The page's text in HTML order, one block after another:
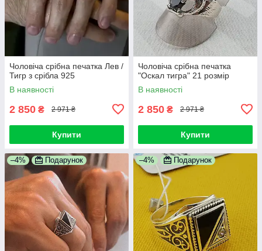
Чоловіча срібна печатка Лев /
Тигр з срібла 925
В наявності
2 850 ₴ 2 971 ₴
Купити
Чоловіча срібна печатка
"Оскал тигра" 21 розмір
В наявності
2 850 ₴ 2 971 ₴
Купити
–4% Подарунок –4% Подарунок